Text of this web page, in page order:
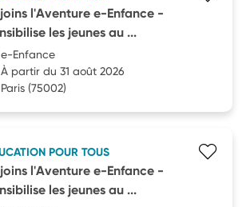
l'Aventure e-Enfance -
les jeunes au ...
e-Enfance
À partir du 31 août 2026
Paris (75002)
POUR TOUS
l'Aventure e-Enfance -
les jeunes au ...